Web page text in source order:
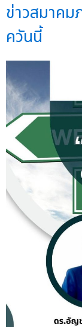
ข่าวสมาค
ควันนี้